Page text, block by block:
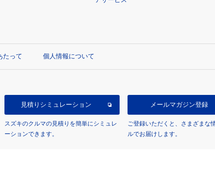
たって 個人情報について
見積り シミュレーション
スズキのクルマの見積りを簡単にシミュレ
ーションできます。
メールマガジン登録
ご登録いただくと、さまざまな
ルでお届けします。